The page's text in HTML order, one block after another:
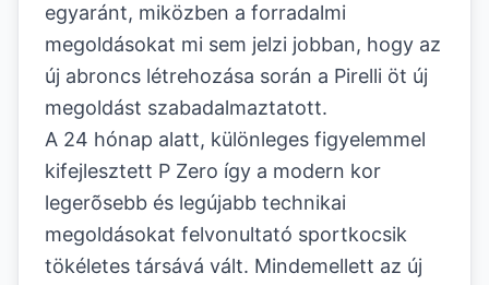
egyaránt, miközben a forradalmi
megoldásokat mi sem jelzi jobban, hogy az
új abroncs létrehozása során a Pirelli öt új
megoldást szabadalmaztatott.
A 24 hónap alatt, különleges figyelemmel
kifejlesztett P Zero így a modern kor
legerõsebb és legújabb technikai
megoldásokat felvonultató sportkocsik
tökéletes társává vált. Mindemellett az új